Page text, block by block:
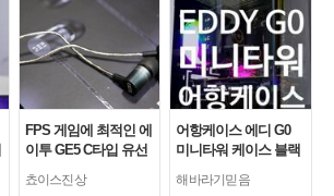
FPS 게임에 최적인 에
이투 GE5 C타입 유선
쵸이스진상
어항케이스 에디 G0
미니타워 케이스 블랙
해바라기믿음